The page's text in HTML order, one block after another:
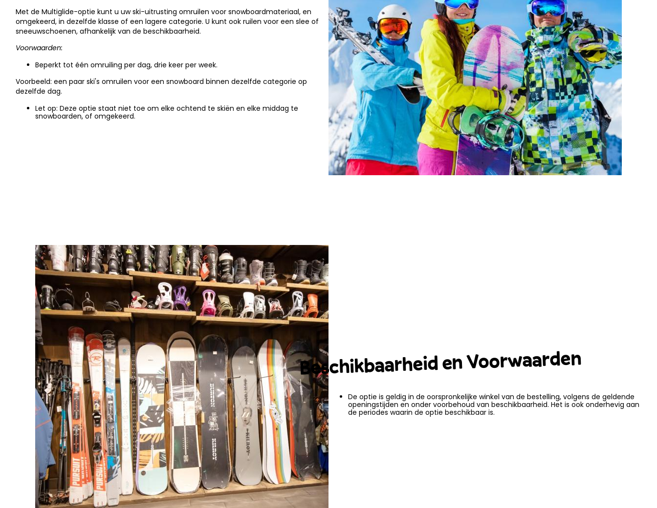
Met de Multiglide-optie kunt u uw ski-uitrusting omruilen voor snowboardmateriaal, en
omgekeerd, in dezelfde klasse of een lagere categorie. U kunt ook ruilen voor een slee of
sneeuwschoenen, afhankelijk van de beschikbaarheid.
Voorwaarden:
Beperkt tot één omruiling per dag, drie keer per week.
Voorbeeld: een paar ski's omruilen voor een snowboard binnen dezelfde categorie op
dezelfde dag.
Let op: Deze optie staat niet toe om elke ochtend te skiën en elke middag te
snowboarden, of omgekeerd.
Beschikbaarheid en Voorwaarden
De optie is geldig in de oorspronkelijke winkel van de bestelling, volgens de geldende
openingstijden en onder voorbehoud van beschikbaarheid. Het is ook onderhevig aan
de periodes waarin de optie beschikbaar is.